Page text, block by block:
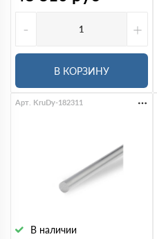
-
+
В КОРЗИНУ
В наличии
Арт. KruDy-182311